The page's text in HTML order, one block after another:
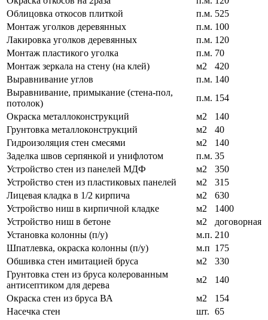
Облицовка откосов плиткой
п.м. 525
Монтаж уголков деревянных
п.м. 100
Лакировка уголков деревянных
п.м. 120
Монтаж пластикого уголка
п.м. 70
Монтаж зеркала на стену (на клей)
м2
420
Выравнивание углов
п.м. 140
Выравнивание, примыкание (стена-пол,
потолок)
п.м. 154
Окраска металлоконструкций
м2
140
Грунтовка металлоконструкций
м2
40
Гидроизоляция стен смесями
м2
140
Заделка швов серпянкой и унифлотом
п.м. 35
Устройство стен из панелей МДФ
м2
350
Устройство стен из пластиковых панелей
м2
315
Лицевая кладка в 1/2 кирпича
м2
630
Устройство ниш в кирпичной кладке
м2
1400
Устройство ниш в бетоне
м2
договорная
Установка колонны (п/у)
м.п. 210
Шпатлевка, окраска колонны (п/у)
м.п 175
Обшивка стен имитацией бруса
м2
330
Грунтовка стен из бруса колерованным
антисептиком для дерева
м2
140
Окраска стен из бруса ВА
м2
154
Насечка стен
шт. 65